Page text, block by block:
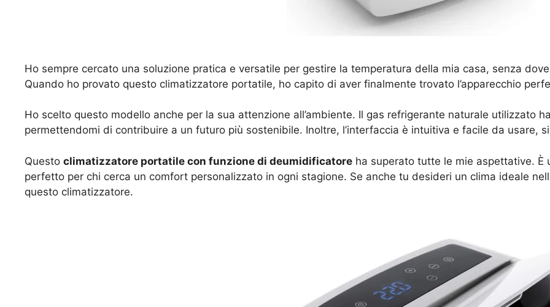
Ho sempre cercato una soluzione pratica e versatile per gestire la temperatura della mia casa, senza
Quando ho provato questo climatizzatore portatile, ho capito di aver finalmente trovato l’apparecchio
Ho scelto questo modello anche per la sua attenzione all’ambiente. Il gas refrigerante naturale utilizzato
permettendomi di contribuire a un futuro più sostenibile. Inoltre, l’interfaccia è intuitiva e facile da usare,
Questo climatizzatore portatile con funzione di deumidificatore ha superato tutte le mie aspettative.
perfetto per chi cerca un comfort personalizzato in ogni stagione. Se anche tu desideri un clima ideale
questo climatizzatore.